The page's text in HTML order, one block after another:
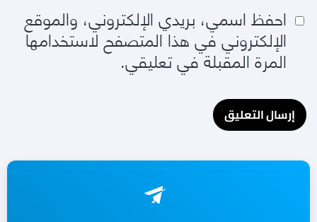
احفظ اسمي، بريدي الإلكتروني، والموقع
الإلكتروني في هذا المتصفح لاستخدامها
المرة المقبلة في تعليقي.